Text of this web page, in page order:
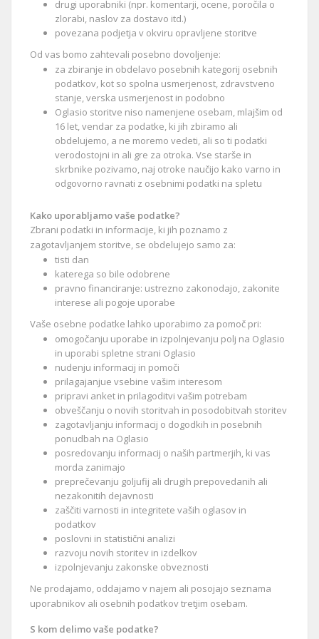
drugi uporabniki (npr. komentarji, ocene, poročila o
zlorabi, naslov za dostavo itd.)
povezana podjetja v okviru opravljene storitve
Od vas bomo zahtevali posebno dovoljenje:
za zbiranje in obdelavo posebnih kategorij osebnih
podatkov, kot so spolna usmerjenost, zdravstveno
stanje, verska usmerjenost in podobno
Oglasio storitve niso namenjene osebam, mlajšim od
16 let, vendar za podatke, ki jih zbiramo ali
obdelujemo, a ne moremo vedeti, ali so ti podatki
verodostojni in ali gre za otroka. Vse starše in
skrbnike pozivamo, naj otroke naučijo kako varno in
odgovorno ravnati z osebnimi podatki na spletu
Kako uporabljamo vaše podatke?
Zbrani podatki in informacije, ki jih poznamo z
zagotavljanjem storitve, se obdelujejo samo za:
tisti dan
katerega so bile odobrene
pravno financiranje: ustrezno zakonodajo, zakonite
interese ali pogoje uporabe
Vaše osebne podatke lahko uporabimo za pomoč pri:
omogočanju uporabe in izpolnjevanju polj na Oglasio
in uporabi spletne strani Oglasio
nudenju informacij in pomoči
prilagajanjue vsebine vašim interesom
pripravi anket in prilagoditvi vašim potrebam
obveščanju o novih storitvah in posodobitvah storitev
zagotavljanju informacij o dogodkih in posebnih
ponudbah na Oglasio
posredovanju informacij o naših partmerjih, ki vas
morda zanimajo
preprečevanju goljufij ali drugih prepovedanih ali
nezakonitih dejavnosti
zaščiti varnosti in integritete vaših oglasov in
podatkov
poslovni in statistični analizi
razvoju novih storitev in izdelkov
izpolnjevanju zakonske obveznosti
Ne prodajamo, oddajamo v najem ali posojajo seznama
uporabnikov ali osebnih podatkov tretjim osebam.
S kom delimo vaše podatke?